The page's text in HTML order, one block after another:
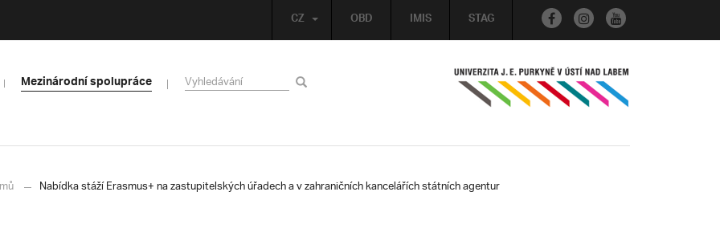
OBD IMIS STAG
CZ
Mezinárodní spolupráce
Nabídka stáží Erasmus+ na zastupitelských úřadech a v zahraničních kancelářích státních agentur